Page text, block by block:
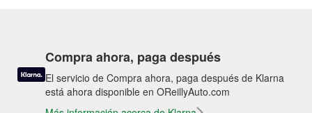
Compra ahora, paga después
El servicio de Compra ahora, paga después de Klarna
está ahora disponible en OReillyAuto.com